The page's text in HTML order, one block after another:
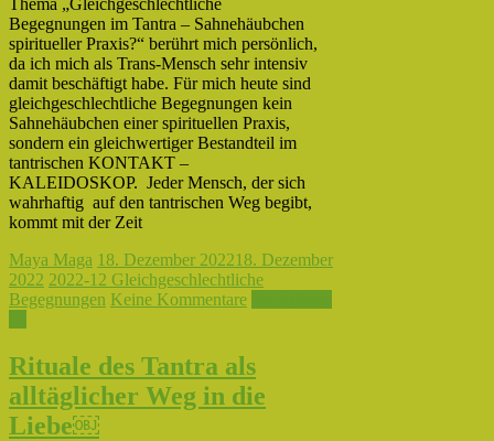
Begegnungen im Tantra – Sahnehäubchen
spiritueller Praxis?“ berührt mich persönlich,
da ich mich als Trans-Mensch sehr intensiv
damit beschäftigt habe. Für mich heute sind
gleichgeschlechtliche Begegnungen kein
Sahnehäubchen einer spirituellen Praxis,
sondern ein gleichwertiger Bestandteil im
tantrischen KONTAKT –
KALEIDOSKOP. Jeder Mensch, der sich
wahrhaftig auf den tantrischen Weg begibt,
kommt mit der Zeit
Maya Maga 18. Dezember 202218. Dezember
2022 2022-12 Gleichgeschlechtliche
Begegnungen Keine Kommentare
Rituale des Tantra als
alltäglicher Weg in die
Liebe￼